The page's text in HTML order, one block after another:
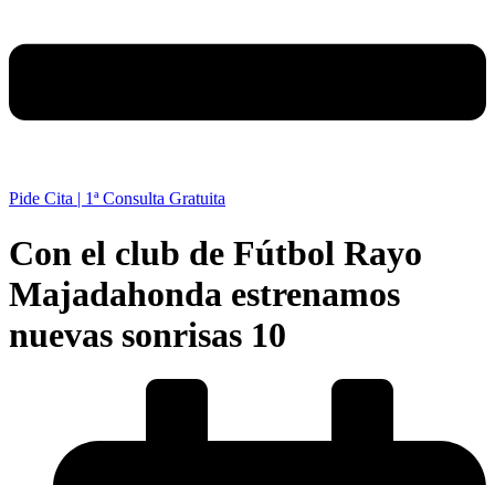
Pide Cita | 1ª Consulta Gratuita
Con el club de Fútbol Rayo
Majadahonda estrenamos
nuevas sonrisas 10